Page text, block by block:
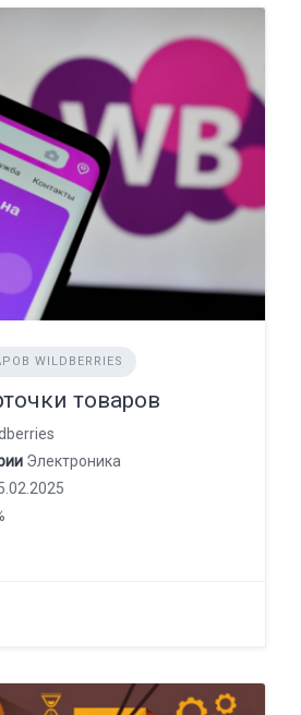
WILDBERRIES
товаров
Электроника